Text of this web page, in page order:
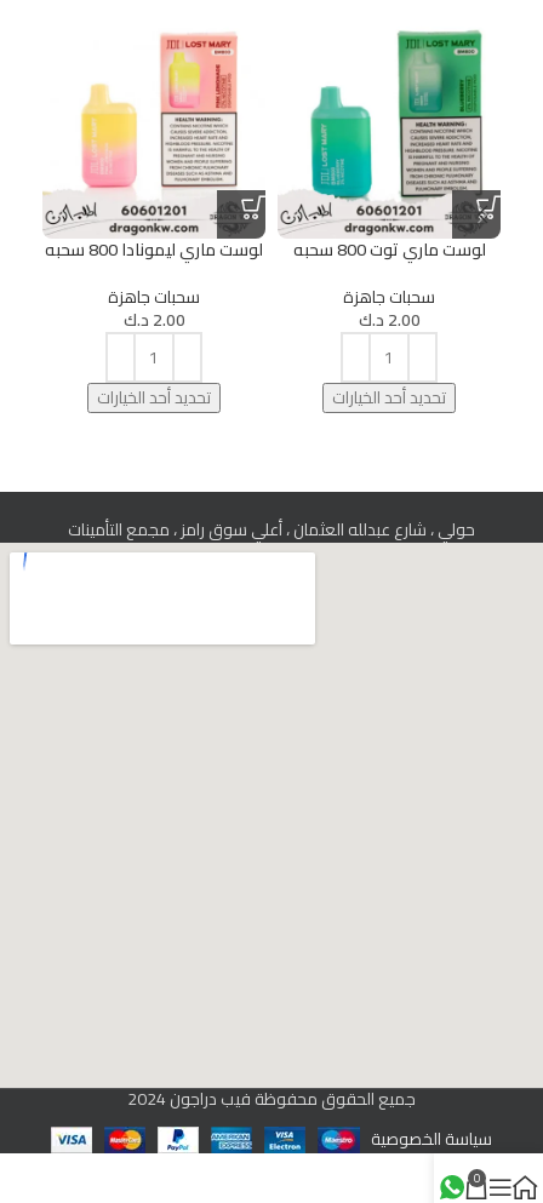
لوست ماري توت 800 سحبه
سحبات جاهزة
2.00د.ك
تحديد أحد الخيارات
لوست ماري ليمونادا 800 سحبه
سحبات جاهزة
2.00د.ك
تحديد أحد الخيارات
حولي ، شارع عبدلله العثمان ، أعلي سوق رامز ، مجمع التأمينات
جميع الحقوق محفوظة فيب دراجون 2024
سياسة الخصوصية
0